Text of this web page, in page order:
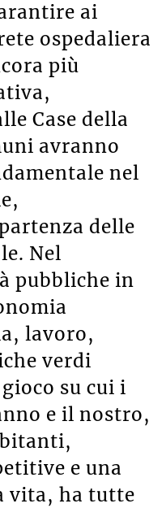
ai
ospedaliera
più
Case della
avranno
nel
delle
Nel
pubbliche in
lavoro,
verdi
su cui i
e il nostro,
e una
vita, ha tutte